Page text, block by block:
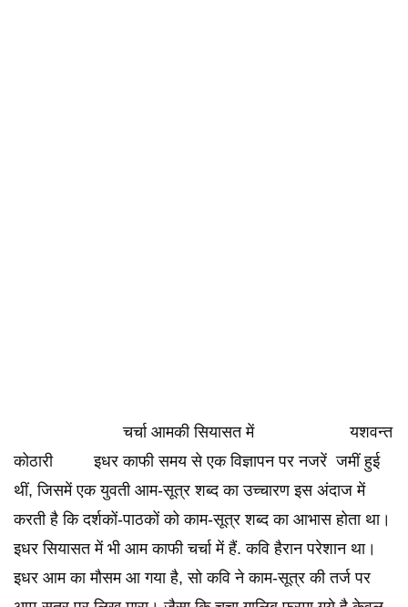
चर्चा आमकी सियासत में यशवन्त
कोठारी इधर काफी समय से एक विज्ञापन पर नजरें जमीं हुई
थीं, जिसमें एक युवती आम-सूत्र शब्द का उच्चारण इस अंदाज में
करती है कि दर्शकों-पाठकों को काम-सूत्र शब्द का आभास होता था।
इधर सियासत में भी आम काफी चर्चा में हैं. कवि हैरान परेशान था।
इधर आम का मौसम आ गया है, सो कवि ने काम-सूत्र की तर्ज पर